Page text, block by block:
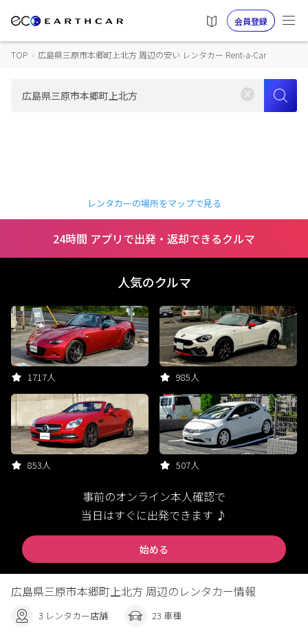
会員登録
TOP › 広島県三原市本郷町上北方 周辺の安い レンタカー Rent-a-Car
レンタカーの場所をマップで見る
24時間 アプリで出発・返却できるクルマ
人気のクルマ
1717人 985人
853人 507人
事前のオンライン本人確認で
当日はすぐに出発できます ♪
始める
広島県三原市本郷町上北方 周辺のレンタカー情報
3 レンタカー店舗 23 車種